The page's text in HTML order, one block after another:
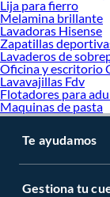
Lija para fierro
Melamina brillante
Lavadoras Hisense
Zapatillas
Lavaderos de
Oficina y escritorio
Lavavajillas Fdv
Flotadores para
Maquinas de pasta
Te ayudamos
Gestiona tu